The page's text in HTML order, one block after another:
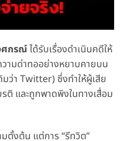
ศกรณ์ได้รับเรื่องดำเนินคดีให้
ามด่าทออย่างหยาบคายบน
ว่า Twitter) ซึ่งทำให้ผู้เสีย
ติ และถูกพาดพิงในทางเสื่อม
ตั้งต้น แต่การ “รีทวิต”